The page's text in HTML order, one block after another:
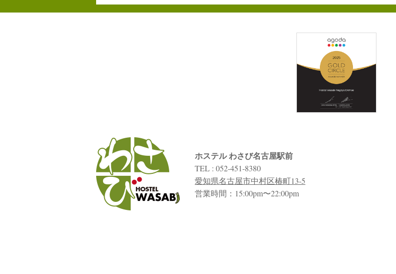
ホステル わさび名古屋駅前
TEL : 052-451-8380
愛知県名古屋市中村区椿町13-5
営業時間：15:00pm〜22:00pm